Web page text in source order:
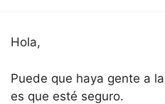
Hola,
Puede que haya gente a
es que esté seguro.